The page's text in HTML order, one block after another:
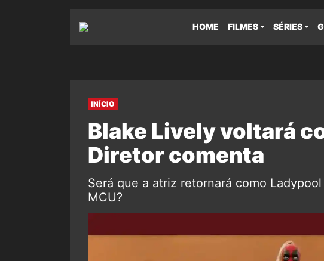
HOME FILMES SÉRIES
INÍCIO
Blake Lively voltará
Diretor comenta
Será que a atriz retornará como
MCU?